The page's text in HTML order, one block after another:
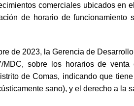
comerciales ubicados
de horario de
de 2023, la Gerencia de
sobre los horarios de
de Comas, indicando que
sano), y el derecho a la